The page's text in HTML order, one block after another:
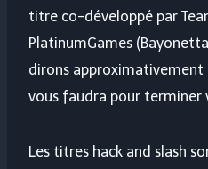
titre co-développé par
PlatinumGames
dirons approximativement
vous faudra pour terminer
Les titres hack and slash